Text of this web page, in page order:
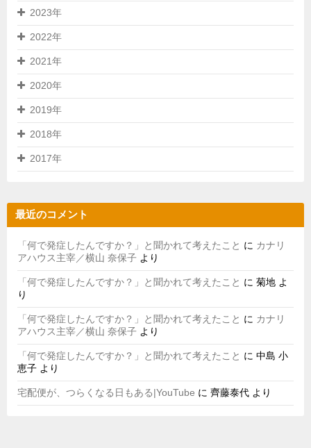
2023年
2022年
2021年
2020年
2019年
2018年
2017年
最近のコメント
「何で発症したんですか？」と聞かれて考えたこと に カナリ
アハウス主宰／横山 奈保子 より
「何で発症したんですか？」と聞かれて考えたこと に 菊地 よ
り
「何で発症したんですか？」と聞かれて考えたこと に カナリ
アハウス主宰／横山 奈保子 より
「何で発症したんですか？」と聞かれて考えたこと に 中島 小
恵子 より
宅配便が、つらくなる日もある|YouTube に 齊藤泰代 より